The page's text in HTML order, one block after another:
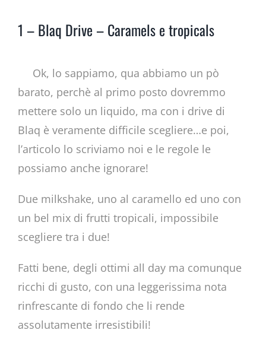
1 – Blaq Drive – Caramels e tropicals
Ok, lo sappiamo, qua abbiamo un pò
barato, perchè al primo posto dovremmo
mettere solo un liquido, ma con i drive di
Blaq è veramente difficile scegliere…e poi,
l’articolo lo scriviamo noi e le regole le
possiamo anche ignorare!
Due milkshake, uno al caramello ed uno con
un bel mix di frutti tropicali, impossibile
scegliere tra i due!
Fatti bene, degli ottimi all day ma comunque
ricchi di gusto, con una leggerissima nota
rinfrescante di fondo che li rende
assolutamente irresistibili!